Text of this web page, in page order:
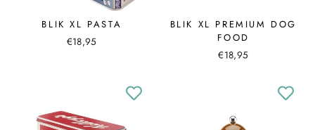
BLIK XL PASTA
€18,95
BLIK XL PREMIUM DOG
FOOD
€18,95